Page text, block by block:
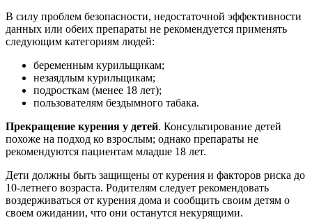
В силу проблем безопасности, недостаточной эффективности
данных или обеих препараты не рекомендуется применять
следующим категориям людей:
беременным курильщикам;
незаядлым курильщикам;
подросткам (менее 18 лет);
пользователям бездымного табака.
Прекращение курения у детей. Консультирование детей
похоже на подход ко взрослым; однако препараты не
рекомендуются пациентам младше 18 лет.
Дети должны быть защищены от курения и факторов риска до
10-летнего возраста. Родителям следует рекомендовать
воздерживаться от курения дома и сообщить своим детям о
своем ожидании, что они останутся некурящими.